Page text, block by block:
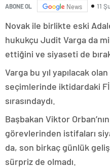
ABONE OL News 11
Novak ile birlikte eski
hukukçu Judit Varga da
ettiğini ve siyaseti de
Varga bu yıl yapılacak
seçimlerinde iktidardaki
sırasındaydı.
Başbakan Viktor
görevlerinden istifaları
da, son birkaç günlük
sürpriz de olmadı.